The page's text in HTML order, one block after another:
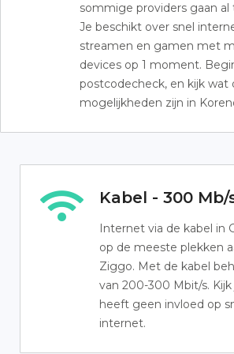
sommige providers gaan al
Je beschikt over snel
streamen en gamen met
devices op 1 moment.
postcodecheck, en kijk wat
mogelijkheden zijn in
Kabel - 300 Mb/
Internet via de kabel in
op de meeste plekken
Ziggo. Met de kabel
van 200-300 Mbit/s. Kijk
heeft geen invloed op
internet.